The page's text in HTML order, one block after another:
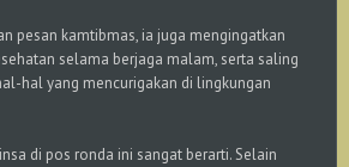
pesan kamtibmas, ia juga mengingatkan
selama berjaga malam, serta saling
hal yang mencurigakan di lingkungan
di pos ronda ini sangat berarti. Selain